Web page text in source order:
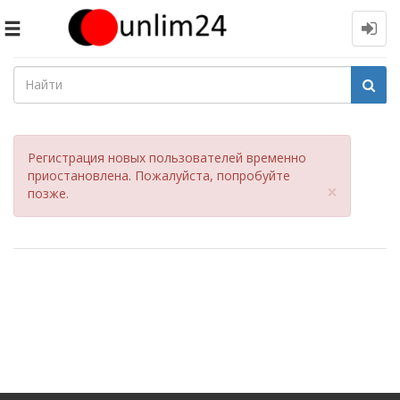
Toggle
navigation
Регистрация новых пользователей временно
приостановлена. Пожалуйста, попробуйте
позже.
×